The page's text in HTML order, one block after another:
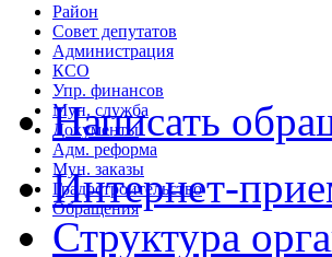
Район
Совет депутатов
Администрация
КСО
Упр. финансов
Мун. служба
Документы
Адм. реформа
Мун. заказы
Градостроительство
Обращения
Написать
Интернет-
Структура